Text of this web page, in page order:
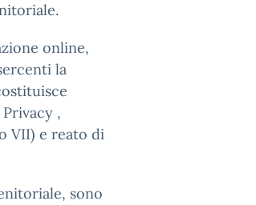
online,
la
,
VII) e reato di
sono